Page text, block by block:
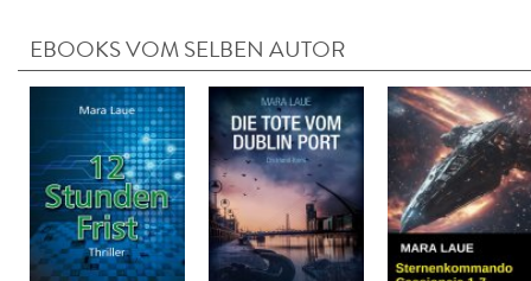
EBOOKS VOM SELBEN AUTOR